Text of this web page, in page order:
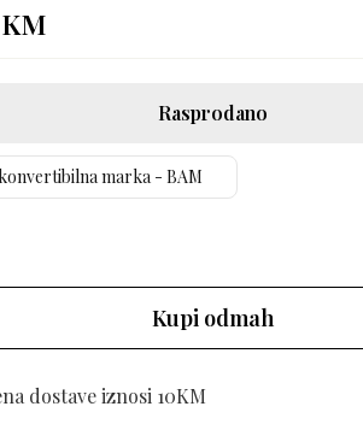
KM
Rasprodano
marka - BAM
Kupi odmah
dostave iznosi 10KM